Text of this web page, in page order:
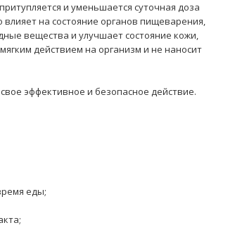
и уменьшается суточная доза
влияет на состояние органов пищеварения,
вещества и улучшает состояние кожи,
действием на организм и не наносит
эффективное и безопасное действие.
еды;